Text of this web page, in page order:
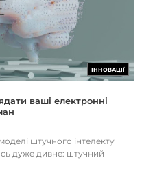
ІННОВАЦІЇ
ваші електронні
штучного інтелекту
дуже дивне: штучний